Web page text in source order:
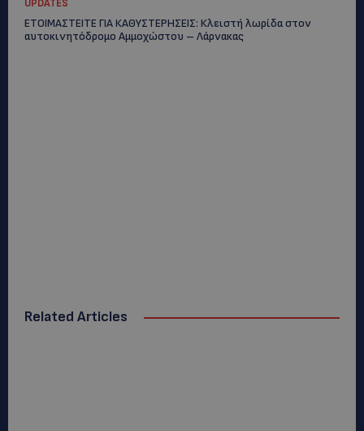
UPDATES
ΕΤΟΙΜΑΣΤΕΙΤΕ ΓΙΑ ΚΑΘΥΣΤΕΡΗΣΕΙΣ: Κλειστή λωρίδα στον
αυτοκινητόδρομο Αμμοχώστου – Λάρνακας
Related Articles